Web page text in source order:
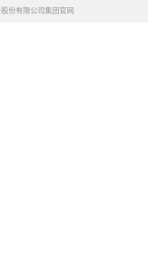
份有限公司集团官网